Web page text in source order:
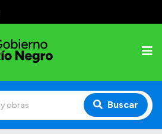
Buscar